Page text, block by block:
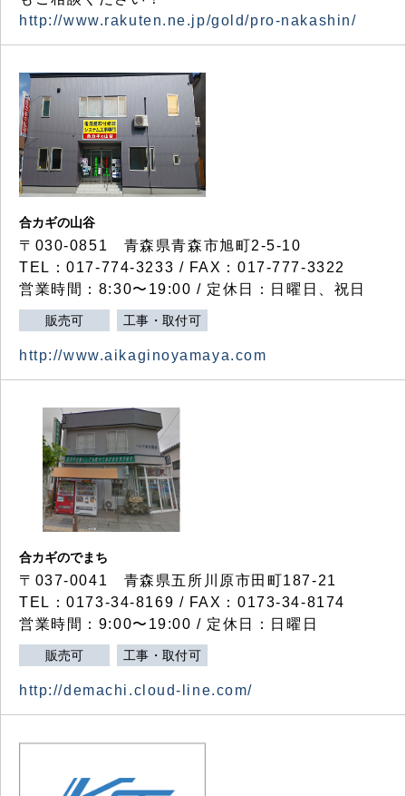
http://www.rakuten.ne.jp/gold/pro-nakashin/
合カギの山谷
〒030-0851 青森県青森市旭町2-5-10
TEL：017-774-3233 / FAX：017-777-3322
営業時間：8:30〜19:00 / 定休日：日曜日、祝日
販売可 工事・取付可
http://www.aikaginoyamaya.com
合カギのでまち
〒037-0041 青森県五所川原市田町187-21
TEL：0173-34-8169 / FAX：0173-34-8174
営業時間：9:00〜19:00 / 定休日：日曜日
販売可 工事・取付可
http://demachi.cloud-line.com/